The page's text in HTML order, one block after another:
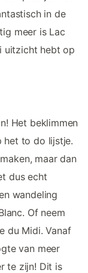
in de
meer is Lac
uitzicht hebt op
Het beklimmen
het to do lijstje.
maar dan
dus echt
wandeling
Of neem
du Midi. Vanaf
van meer
te zijn! Dit is